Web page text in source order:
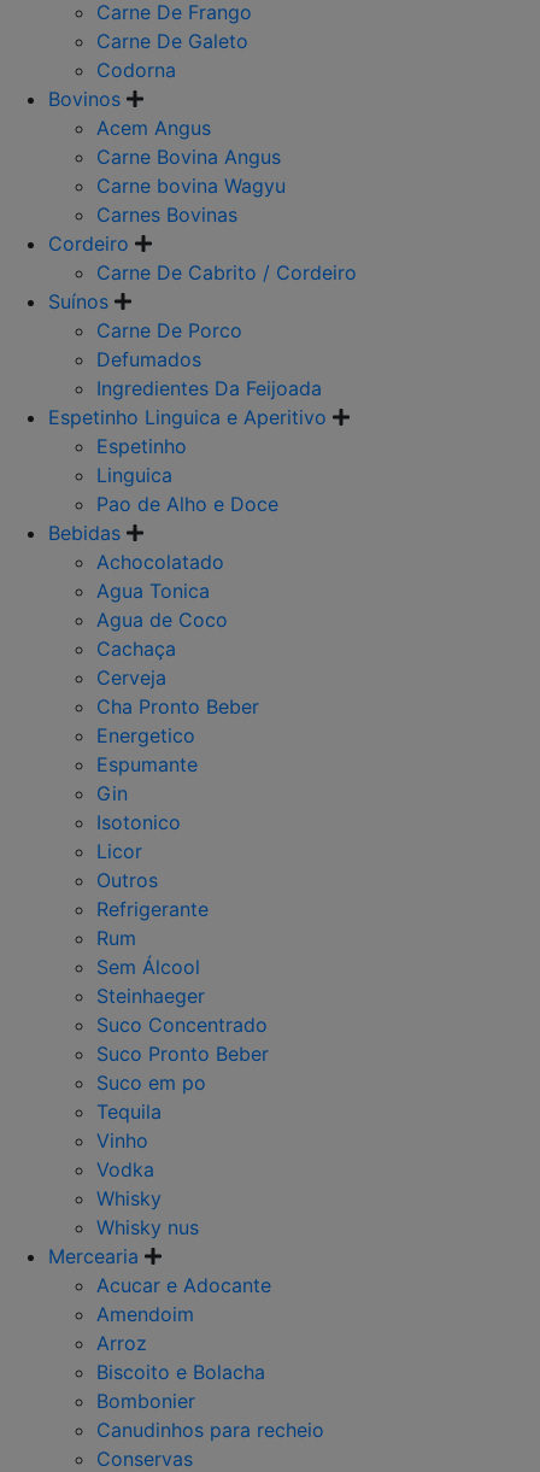
Carne De Frango
Carne De Galeto
Codorna
Bovinos
Acem Angus
Carne Bovina Angus
Carne bovina Wagyu
Carnes Bovinas
Cordeiro
Carne De Cabrito / Cordeiro
Suínos
Carne De Porco
Defumados
Ingredientes Da Feijoada
Espetinho Linguica e Aperitivo
Espetinho
Linguica
Pao de Alho e Doce
Bebidas
Achocolatado
Agua Tonica
Agua de Coco
Cachaça
Cerveja
Cha Pronto Beber
Energetico
Espumante
Gin
Isotonico
Licor
Outros
Refrigerante
Rum
Sem Álcool
Steinhaeger
Suco Concentrado
Suco Pronto Beber
Suco em po
Tequila
Vinho
Vodka
Whisky
Whisky nus
Mercearia
Acucar e Adocante
Amendoim
Arroz
Biscoito e Bolacha
Bombonier
Canudinhos para recheio
Conservas